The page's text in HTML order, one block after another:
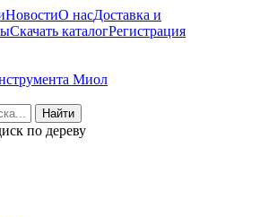
НовостиО насДоставка и
Скачать каталогРегистрация
по дереву